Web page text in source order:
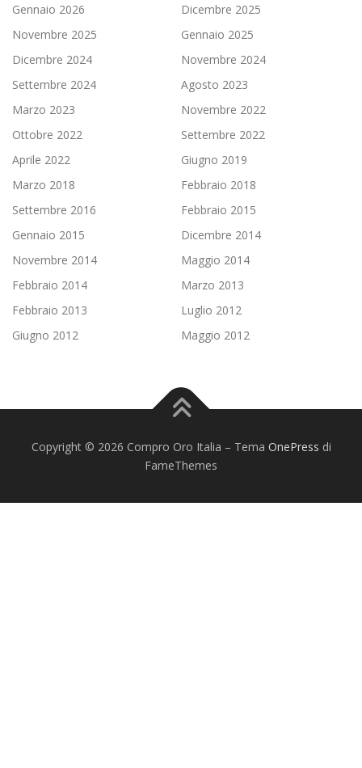
Gennaio 2026
Dicembre 2025
Novembre 2025
Gennaio 2025
Dicembre 2024
Novembre 2024
Settembre 2024
Agosto 2023
Marzo 2023
Novembre 2022
Ottobre 2022
Settembre 2022
Aprile 2022
Giugno 2019
Marzo 2018
Febbraio 2018
Settembre 2016
Febbraio 2015
Gennaio 2015
Dicembre 2014
Novembre 2014
Maggio 2014
Febbraio 2014
Marzo 2013
Febbraio 2013
Luglio 2012
Giugno 2012
Maggio 2012
Copyright © 2026 Compro Oro Italia – Tema OnePress di
FameThemes